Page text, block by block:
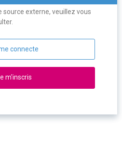
source externe, veuillez vous
connecte
m'inscris